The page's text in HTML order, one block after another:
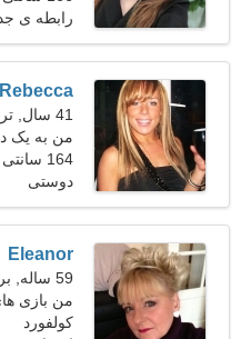
کیلوگرم (105 پوند)
رابطه ی
Rebecca
41 سال, ترازو
من به یک
دارم تا با
کیلوگرم (145 پوند)
دوستی
Eleanor
59 ساله, برج جدی
من بازی
را دوست
کولفورد